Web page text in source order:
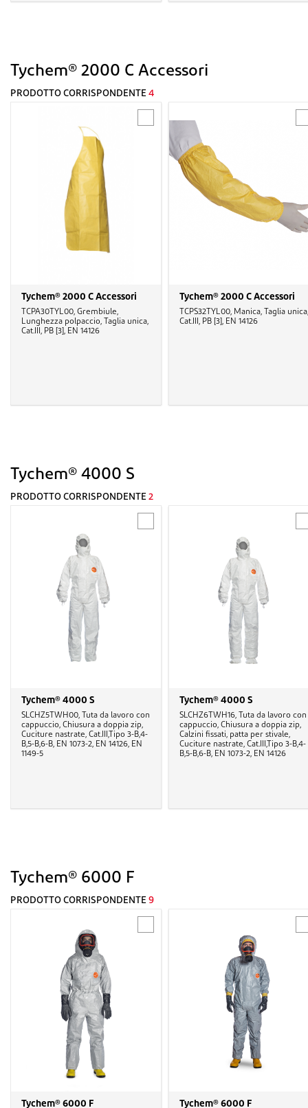
Tychem® 2000 C Accessori
PRODOTTO CORRISPONDENTE 4
Tychem® 2000 C Accessori
TCPA30TYL00, Grembiule,
Lunghezza polpaccio, Taglia unica,
Cat.III, PB [3], EN 14126
Tychem® 2000 C Accessori
TCPS32TYL00, Manica, Taglia unica,
Cat.III, PB [3], EN 14126
Tychem® 4000 S
PRODOTTO CORRISPONDENTE 2
Tychem® 4000 S
SLCHZ5TWH00, Tuta da lavoro con
cappuccio, Chiusura a doppia zip,
Cuciture nastrate, Cat.III,Tipo 3-B,4-
B,5-B,6-B, EN 1073-2, EN 14126, EN
1149-5
Tychem® 4000 S
SLCHZ6TWH16, Tuta da lavoro con
cappuccio, Chiusura a doppia zip,
Calzini fissati, patta per stivale,
Cuciture nastrate, Cat.III,Tipo 3-B,4-
B,5-B,6-B, EN 1073-2, EN 14126
Tychem® 6000 F
PRODOTTO CORRISPONDENTE 9
Tychem® 6000 F Tychem® 6000 F